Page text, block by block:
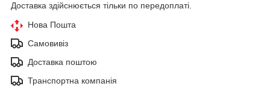
Доставка здійснюється тільки по передоплаті.
Нова Пошта
Самовивіз
Доставка поштою
Транспортна компанія